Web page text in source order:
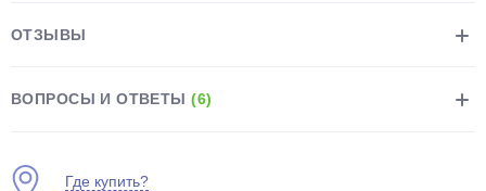
ОТЗЫВЫ
ВОПРОСЫ И ОТВЕТЫ(6)
Где купить?